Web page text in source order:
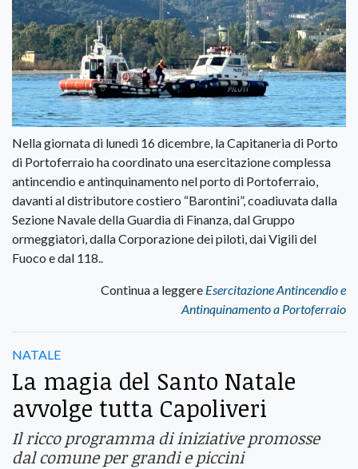
Nella giornata di lunedì 16 dicembre, la Capitaneria di Porto
di Portoferraio ha coordinato una esercitazione complessa
antincendio e antinquinamento nel porto di Portoferraio,
davanti al distributore costiero “Barontini”, coadiuvata dalla
Sezione Navale della Guardia di Finanza, dal Gruppo
ormeggiatori, dalla Corporazione dei piloti, dai Vigili del
Fuoco e dal 118..
Continua a leggere Esercitazione Antincendio e
Antinquinamento a Portoferraio
NATALE
La magia del Santo Natale
avvolge tutta Capoliveri
Il ricco programma di iniziative promosse
dal comune per grandi e piccini